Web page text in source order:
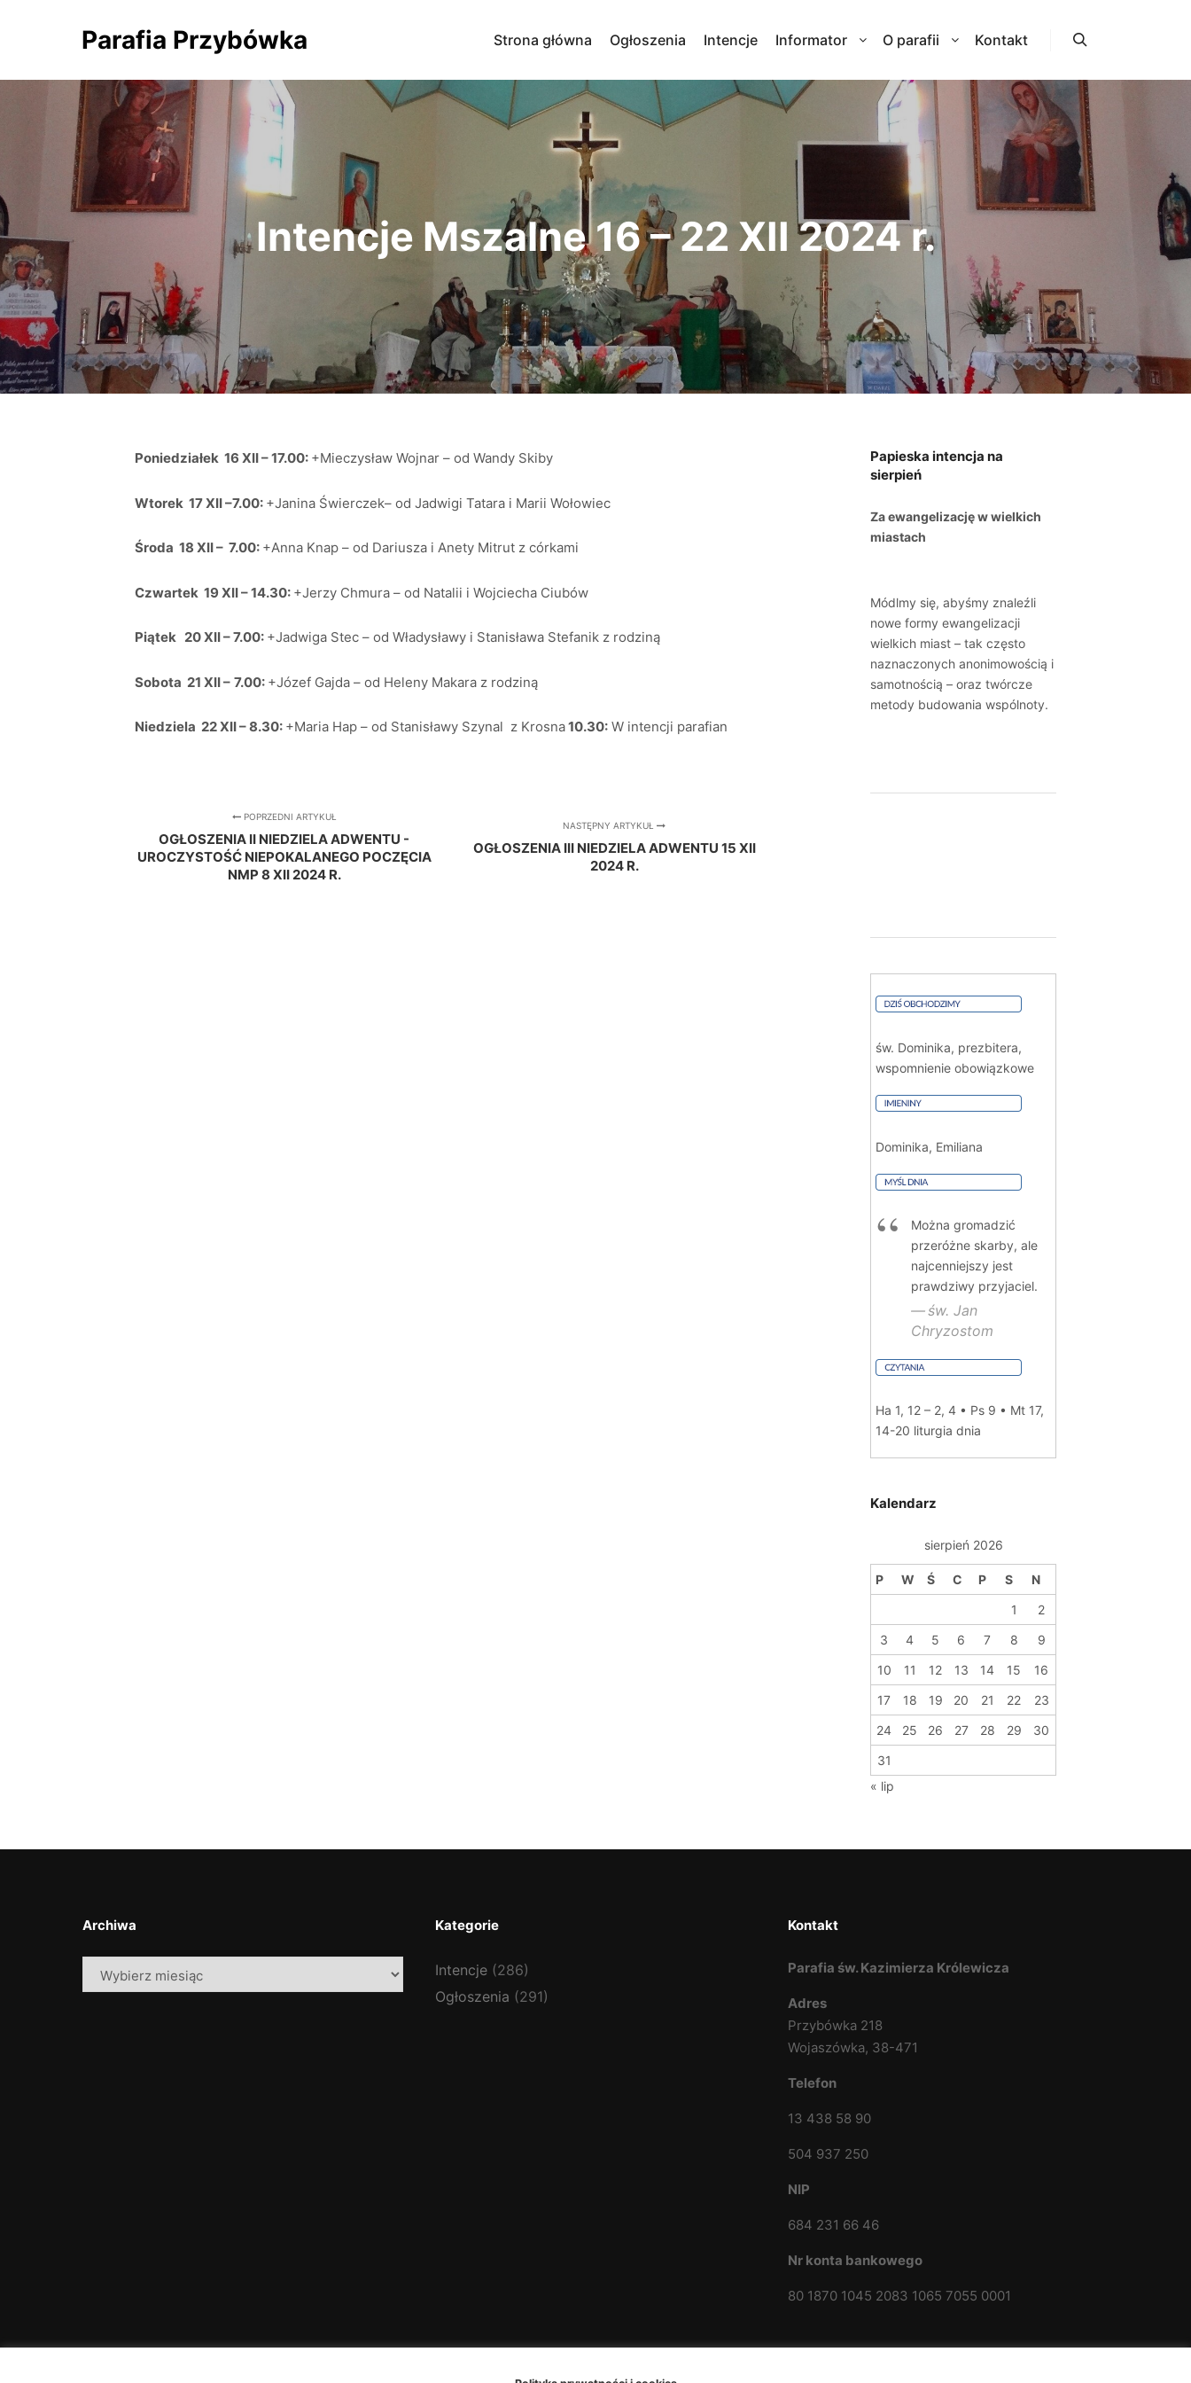
Parafia Przybówka Strona główna Ogłoszenia Intencje Informator O parafii Kontakt
Intencje Mszalne 16 – 22 XII 2024 r.
Poniedziałek 16 XII – 17.00: +Mieczysław Wojnar – od Wandy Skiby
Wtorek 17 XII –7.00: +Janina Świerczek– od Jadwigi Tatara i Marii Wołowiec
Środa 18 XII – 7.00: +Anna Knap – od Dariusza i Anety Mitrut z córkami
Czwartek 19 XII – 14.30: +Jerzy Chmura – od Natalii i Wojciecha Ciubów
Piątek 20 XII – 7.00: +Jadwiga Stec – od Władysławy i Stanisława Stefanik z rodziną
Sobota 21 XII – 7.00: +Józef Gajda – od Heleny Makara z rodziną
Niedziela 22 XII – 8.30: +Maria Hap – od Stanisławy Szynal z Krosna10.30: W intencji parafian
POPRZEDNI ARTYKUŁ
OGŁOSZENIA II NIEDZIELA ADWENTU -
UROCZYSTOŚĆ NIEPOKALANEGO POCZĘCIA
NMP 8 XII 2024 R.
NASTĘPNY ARTYKUŁ
OGŁOSZENIA III NIEDZIELA ADWENTU 15 XII
2024 R.
Papieska intencja na
sierpień
Za ewangelizację w wielkich
miastach
Módlmy się, abyśmy znaleźli
nowe formy ewangelizacji
wielkich miast – tak często
naznaczonych anonimowością i
samotnością – oraz twórcze
metody budowania wspólnoty.
św. Dominika, prezbitera,
wspomnienie obowiązkowe
Dominika, Emiliana
Można gromadzić
przeróżne skarby, ale
najcenniejszy jest
prawdziwy przyjaciel.
św. Jan
Chryzostom
Ha 1, 12 – 2, 4 • Ps 9 • Mt 17,
14-20 liturgia dnia
Kalendarz
sierpień 2026
P W Ś C P S
N
1
2
3
4 5 6 7 8
9
10
11 12 13 14 15
16
17
18 19 20 21 22
23
24
25 26 27 28 29
30
31
« lip
Archiwa
Archiwa
Kategorie
Intencje(286)
Ogłoszenia (291)
Kontakt
Parafia św. Kazimierza Królewicza
Adres
Przybówka 218
Wojaszówka, 38-471
Telefon
13 438 58 90
504 937 250
NIP
684 231 66 46
Nr konta bankowego
80 1870 1045 2083 1065 7055 0001